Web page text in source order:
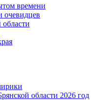
времени
очевидцев
области 2026 год